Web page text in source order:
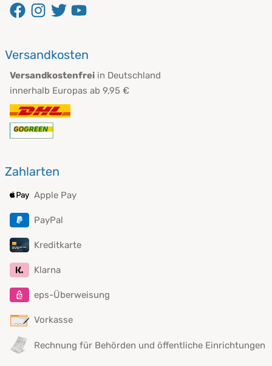
öffnet in neuem Fenster
öffnet in neuem Fenster
öffnet in neuem Fenster
Versandkosten
Versandkostenfrei in Deutschland
innerhalb Europas ab 9,95 €
Zahlarten
Apple Pay
PayPal
Kreditkarte
Klarna
eps-Überweisung
Vorkasse
Rechnung für Behörden und öffentliche Einrichtungen